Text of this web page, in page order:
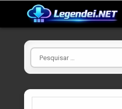
Pesquisar
por